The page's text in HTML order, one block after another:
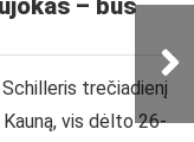
– bus
trečiadienį
vis dėlto 26-